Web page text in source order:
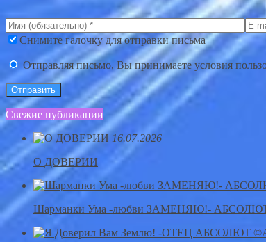
Снимите галочку для отправки письма
Отправляя письмо, Вы принимаете условия
Свежие публикации
16.07.2026
О ДОВЕРИИ
Шарманки Ума -любви ЗАМЕНЯЮ!-